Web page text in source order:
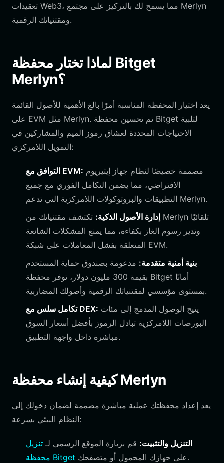
تعقيدات Web3، مما يسمح لك بالتركيز على مجتمع Merlyn
ومقتنياتك الرقمية.
لماذا تختار محفظة Bitget
Merlyn؟
يعد اختيار المحفظة المناسبة أمرًا بالغ الأهمية للأصول القائمة
على EVM مثل Merlyn. تم تحسين محفظة Bitget لتلبية
الاحتياجات المحددة لعشاق رموز الميم والمشاركين في
التمويل اللامركزي:
التوافق مع EVM:
الافتراضي، مما يضمن التكامل الفوري مع جميع
التطبيقات والبروتوكولات اللامركزية التي تدعم Merlyn.
إدارة الأصول الذكية: تكتشف مقتنياتك من Merlyn تلقائيًا
وتدير رسوم الغاز بكفاءة، مما يمنع المشكلات الشائعة
المتعلقة بفشل المعاملات على شبكة EVM.
بنية أمنية متقدمة: مدعومة بصندوق حماية المستخدم
بقيمة 300 مليون دولار، توفر محفظة Bitget أمانًا
بمستوى مؤسسي لمقتنياتك الرقمية وأصولك المضاربية.
تكامل سلس مع DEX:
البورصات اللامركزية تبادل الرموز بأفضل أسعار السوق
مباشرة داخل واجهة التطبيق.
كيفية إنشاء محفظة Merlyn
يعد إعداد محفظتك عملية مباشرة مصممة لضمان دخولك إلى
النظام البيئي بسرعة:
التنزيل والتثبيت: قم بزيارة الموقع الرسمي لـ تنزيل
محفظة Bitget
على جهازك المحمول أو متصفحك.